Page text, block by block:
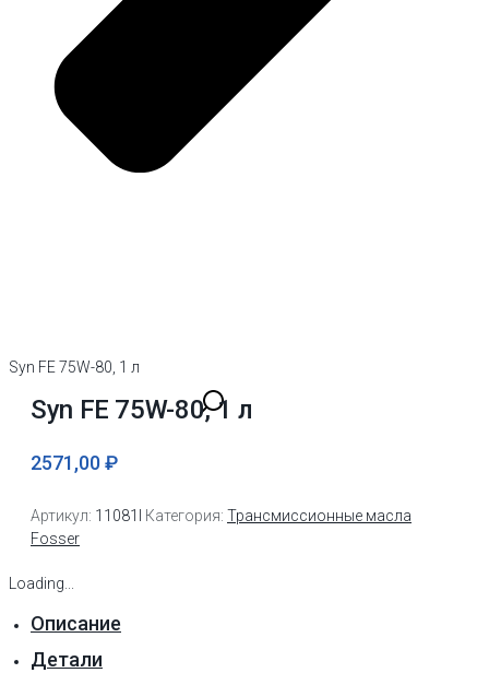
Syn FE 75W-80, 1 л
Syn FE 75W-80, 1 л
2571,00₽
Артикул: 11081l Категория: Трансмиссионные масла
Fosser
Loading...
Описание
Детали